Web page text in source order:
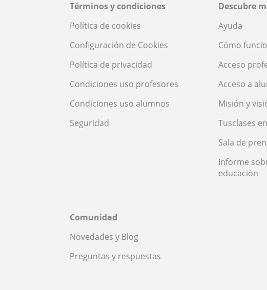
Términos y condiciones
Política de cookies
Configuración de Cookies
Política de privacidad
Condiciones uso profesores
Condiciones uso alumnos
Seguridad
Descubre
Ayuda
Cómo
Acceso
Acceso a
Misión y
Tusclases
Sala de
Informe
educación
Comunidad
Novedades y Blog
Preguntas y respuestas